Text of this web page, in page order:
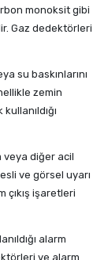
monoksit gibi
Gaz dedektörleri
su baskınlarını
zemin
veya diğer acil
ve görsel uyarı
çıkış işaretleri
alarm
ve alarm